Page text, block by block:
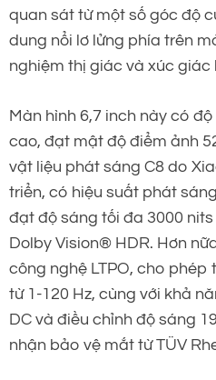
quan sát từ một số góc độ
dung nổi lơ lửng phía trên
nghiệm thị giác và xúc giác
Màn hình 6,7 inch này có
cao, đạt mật độ điểm ảnh
vật liệu phát sáng C8 do
triển, có hiệu suất phát
đạt độ sáng tối đa 3000
Dolby Vision® HDR. Hơn
công nghệ LTPO, cho
từ 1-120 Hz, cùng với khả
DC và điều chỉnh độ sáng
nhận bảo vệ mắt từ TÜV